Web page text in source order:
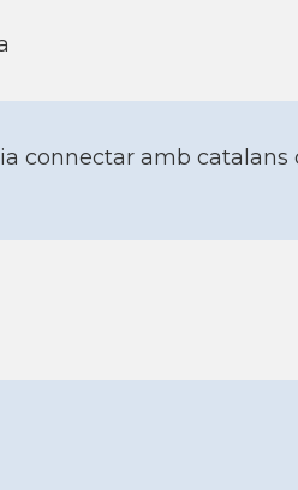
connectar amb catalans